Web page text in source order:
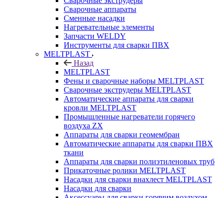
Сварочные аппараты
Сменные насадки
Нагревательные элементы
Запчасти WELDY
Инструменты для сварки ПВХ
MELTPLAST
Назад
MELTPLAST
Фены и сварочные наборы MELTPLAST
Сварочные экструдеры MELTPLAST
Автоматические аппараты для сварки
кровли MELTPLAST
Промышленные нагреватели горячего
воздуха ZX
Аппараты для сварки геомембран
Автоматические аппараты для сварки ПВХ
ткани
Аппараты для сварки полиэтиленовых труб
Прикаточные ролики MELTPLAST
Насадки для сварки внахлест MELTPLAST
Насадки для сварки